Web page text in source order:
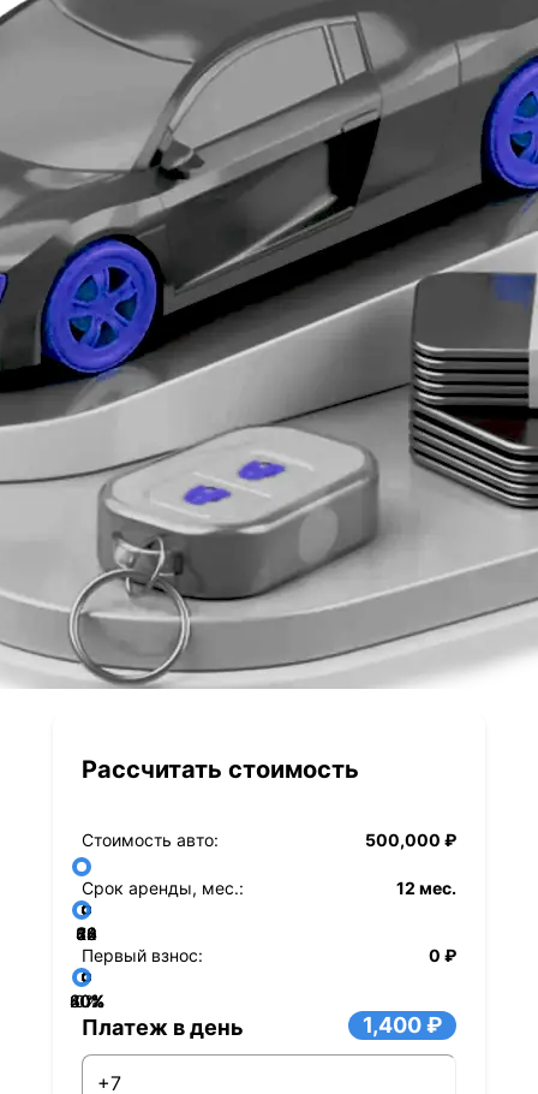
Рассчитать стоимость
Стоимость авто: 500,000 ₽
Срок аренды, мес.: 12 мес.
12
24
36
48
60
72
84
Первый взнос:
0 ₽
0%
20%
40%
60%
80%
Платеж в день 1,400 ₽